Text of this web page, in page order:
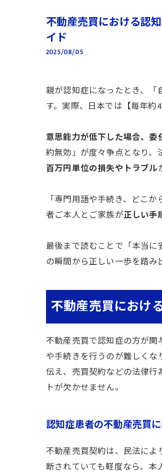
不動産売買における認
イド
2025/08/05
親が認知症になったとき、「
す。実際、日本では【毎年約
意思能力が低下した場合、
約無効」が度々争点となり
百万円単位の損失やトラブル
「専門用語や手続き、どこ
者ご本人とご家族が正しい手
最後まで読むことで「本当
の瞬間から正しい一歩を踏み
不動産売買におけ
不動産売買で認知症の方が
や手続きを行うのが難しく
伝え、売買契約などの法律
トが欠かせません。
認知症患者の不動産売買
不動産売買契約は、民法に
断されていても軽度なら、